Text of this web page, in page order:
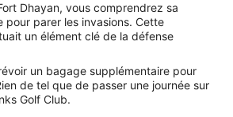
Dhayan, vous comprendrez sa
pour parer les invasions. Cette
un élément clé de la défense
un bagage supplémentaire pour
de tel que de passer une journée sur
Golf Club.